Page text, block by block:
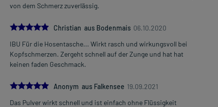
von dem Schmerz zuverlässig.
5.0
Christian aus Bodenmais 06.10.2020
IBU Für die Hosentasche... Wirkt rasch und wirkungsvoll bei
Kopfschmerzen. Zergeht schnell auf der Zunge und hat hat
keinen faden Geschmack.
5.0Anonym aus Falkensee 19.09.2021
Das Pulver wirkt schnell und ist einfach ohne Flüssigkeit